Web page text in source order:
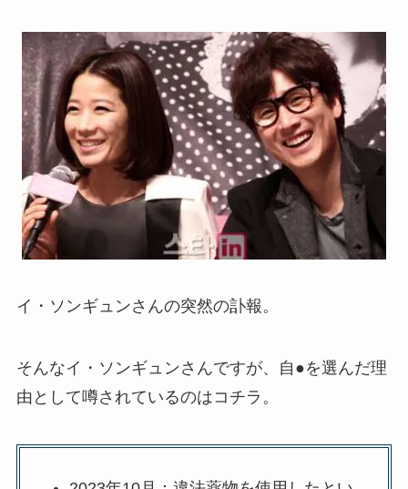
イ・ソンギュンさんの突然の訃報。
そんなイ・ソンギュンさんですが、自●を選んだ理
由として噂されているのはコチラ。